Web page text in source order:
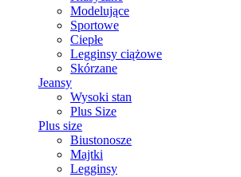
Modelujące
Sportowe
Ciepłe
Legginsy ciążowe
Skórzane
Jeansy
Wysoki stan
Plus Size
Plus size
Biustonosze
Majtki
Legginsy